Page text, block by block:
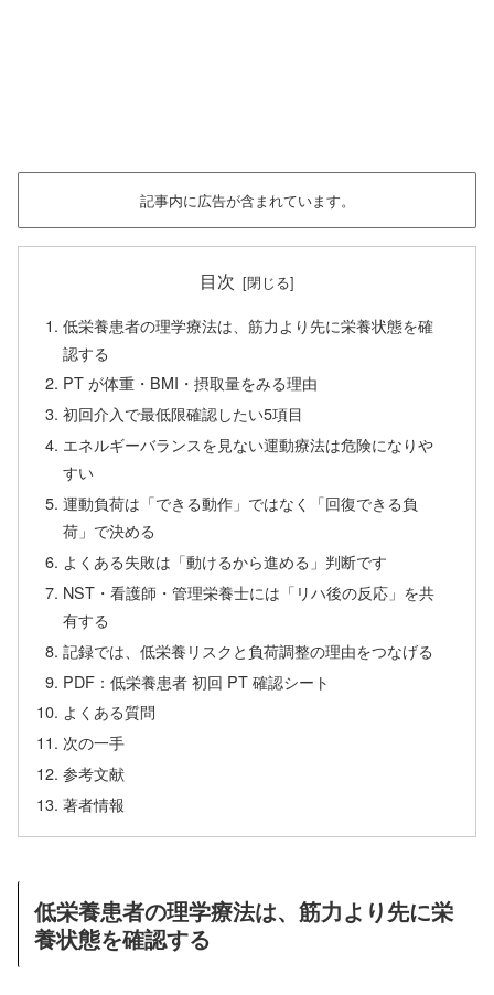
記事内に広告が含まれています。
目次
低栄養患者の理学療法は、筋力より先に栄養状態を確
認する
PT が体重・BMI・摂取量をみる理由
初回介入で最低限確認したい5項目
エネルギーバランスを見ない運動療法は危険になりや
すい
運動負荷は「できる動作」ではなく「回復できる負
荷」で決める
よくある失敗は「動けるから進める」判断です
NST・看護師・管理栄養士には「リハ後の反応」を共
有する
記録では、低栄養リスクと負荷調整の理由をつなげる
PDF：低栄養患者 初回 PT 確認シート
よくある質問
次の一手
参考文献
著者情報
低栄養患者の理学療法は、筋力より先に栄
養状態を確認する